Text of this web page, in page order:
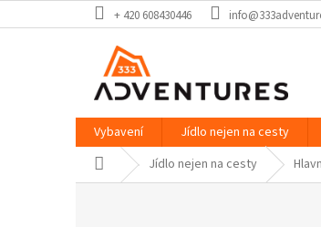
na
+ 420 608430446
Vybavení Jídlo nejen na cesty
Domů Jídlo nejen na cesty